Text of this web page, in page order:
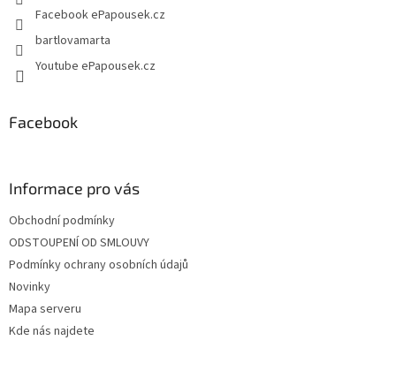
Facebook ePapousek.cz
bartlovamarta
Youtube ePapousek.cz
Facebook
Informace pro vás
Obchodní podmínky
ODSTOUPENÍ OD SMLOUVY
Podmínky ochrany osobních údajů
Novinky
Mapa serveru
Kde nás najdete